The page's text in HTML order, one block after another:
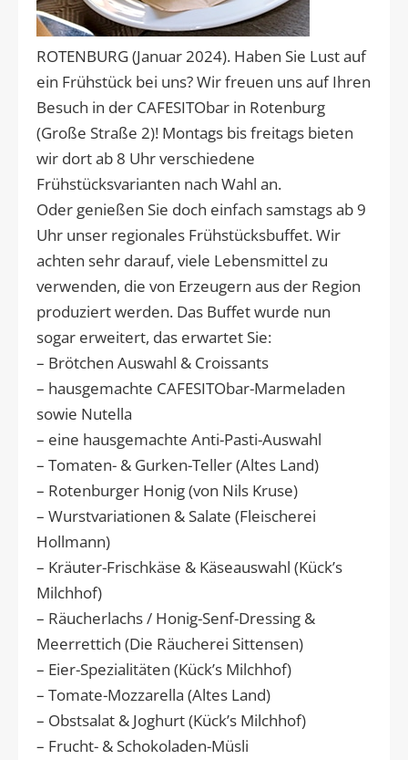
ROTENBURG (Januar 2024). Haben Sie Lust auf
ein Frühstück bei uns? Wir freuen uns auf Ihren
Besuch in der CAFESITObar in Rotenburg
(Große Straße 2)! Montags bis freitags bieten
wir dort ab 8 Uhr verschiedene
Frühstücksvarianten nach Wahl an.
Oder genießen Sie doch einfach samstags ab 9
Uhr unser regionales Frühstücksbuffet. Wir
achten sehr darauf, viele Lebensmittel zu
verwenden, die von Erzeugern aus der Region
produziert werden. Das Buffet wurde nun
sogar erweitert, das erwartet Sie:
– Brötchen Auswahl & Croissants
– hausgemachte CAFESITObar-Marmeladen
sowie Nutella
– eine hausgemachte Anti-Pasti-Auswahl
– Tomaten- & Gurken-Teller (Altes Land)
– Rotenburger Honig (von Nils Kruse)
– Wurstvariationen & Salate (Fleischerei
Hollmann)
– Kräuter-Frischkäse & Käseauswahl (Kück’s
Milchhof)
– Räucherlachs / Honig-Senf-Dressing &
Meerrettich (Die Räucherei Sittensen)
– Eier-Spezialitäten (Kück’s Milchhof)
– Tomate-Mozzarella (Altes Land)
– Obstsalat & Joghurt (Kück’s Milchhof)
– Frucht- & Schokoladen-Müsli